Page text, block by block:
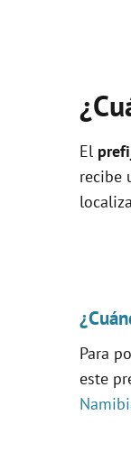
El
recibe
Para
este